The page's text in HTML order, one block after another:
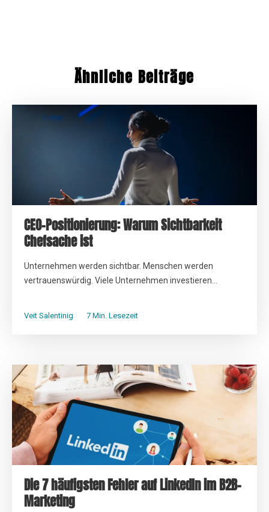
Ähnliche Beiträge
CEO-Positionierung: Warum Sichtbarkeit
Chefsache ist
Unternehmen werden sichtbar. Menschen werden
vertrauenswürdig. Viele Unternehmen investieren...
Veit Salentinig 7 Min. Lesezeit
Die 7 häufigsten Fehler auf LinkedIn im B2B-
Marketing